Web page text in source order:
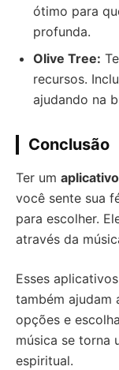
ótimo para
profunda.
Olive Tree:
recursos.
ajudando na
Conclusão
Ter um
você sente sua
para escolher.
através da
Esses
também ajudam
opções e
música se torna
espiritual.